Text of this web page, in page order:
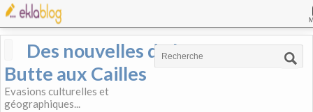
Des nouvelles de la
Butte aux Cailles
Evasions culturelles et
géographiques...